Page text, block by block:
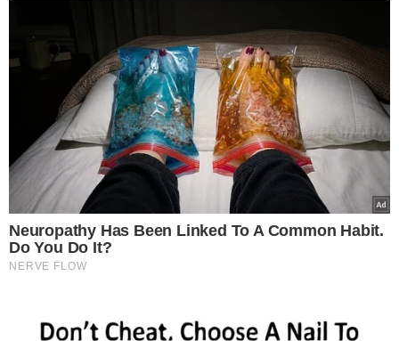
VEJA TAMBÉM
MANDADO EM ABERTO
Suspeito de assaltos no
Paraná é preso ao
tentar registrar BO no
Piauí